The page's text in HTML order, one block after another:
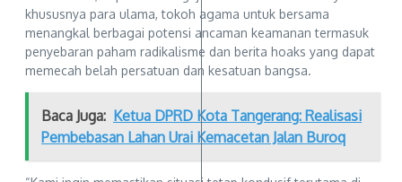
khususnya para ulama, tokoh agama untuk bersama
menangkal berbagai potensi ancaman keamanan termasuk
penyebaran paham radikalisme dan berita hoaks yang dapat
memecah belah persatuan dan kesatuan bangsa.
Baca Juga: Ketua DPRD Kota Tangerang: Realisasi
Pembebasan Lahan Urai Kemacetan Jalan Buroq